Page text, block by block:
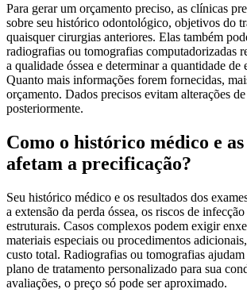
Para gerar um orçamento preciso, as clínicas
sobre seu histórico odontológico, objetivos do
quaisquer cirurgias anteriores. Elas também
radiografias ou tomografias computadorizadas
a qualidade óssea e determinar a quantidade de
Quanto mais informações forem fornecidas,
orçamento. Dados precisos evitam alterações
posteriormente.
Como o histórico médico e
afetam a precificação?
Seu histórico médico e os resultados dos
a extensão da perda óssea, os riscos de
estruturais. Casos complexos podem exigir
materiais especiais ou procedimentos
custo total. Radiografias ou tomografias
plano de tratamento personalizado para sua
avaliações, o preço só pode ser aproximado.